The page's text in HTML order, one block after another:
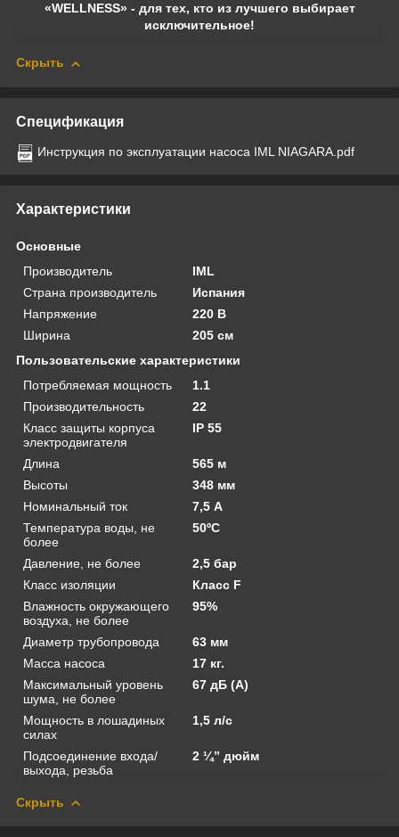
«WELLNESS» - для тех, кто из лучшего выбирает
исключительное!
Скрыть
Спецификация
Инструкция по эксплуатации насоса IML NIAGARA.pdf
Характеристики
Основные
Производитель
IML
Страна производитель
Испания
Напряжение
220 В
Ширина
205 см
Пользовательские характеристики
Потребляемая мощность
1.1
Производительность
22
Класс защиты корпуса
электродвигателя
IP 55
Длина
565 м
Высоты
348 мм
Номинальный ток
7,5 А
Температура воды, не
более
50ºС
Давление, не более
2,5 бар
Класс изоляции
Класс F
Влажность окружающего
воздуха, не более
95%
Диаметр трубопровода
63 мм
Масса насоса
17 кг.
Максимальный уровень
шума, не более
67 дБ (А)
Мощность в лошадиных
силах
1,5 л/с
Подсоединение входа/
выхода, резьба
2 ¼” дюйм
Скрыть